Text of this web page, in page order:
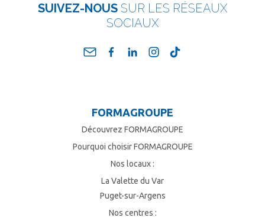
SUIVEZ-NOUS SUR LES RÉSEAUX
SOCIAUX
FORMAGROUPE
Découvrez FORMAGROUPE
Pourquoi choisir FORMAGROUPE
Nos locaux :
La Valette du Var
Puget-sur-Argens
Nos centres :